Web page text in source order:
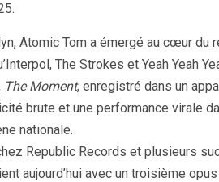
Atomic Tom a émergé au cœur du
The Strokes et Yeah Yeah
The Moment, enregistré dans un
brute et une performance virale
nationale.
Republic Records et plusieurs
aujourd’hui avec un troisième